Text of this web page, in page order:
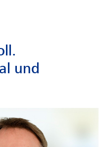
und